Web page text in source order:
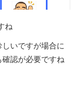
ね
いですが場合に
認が必要ですね